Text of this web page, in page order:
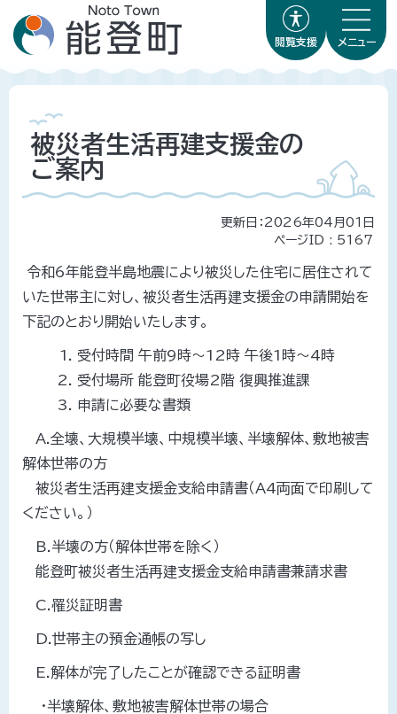
閲覧支援 メニュー
被災者生活再建支援金の
ご案内
更新日：2026年04月01日
ページID : 5167
令和6年能登半島地震により被災した住宅に居住されて
いた世帯主に対し、被災者生活再建支援金の申請開始を
下記のとおり開始いたします。
受付時間 午前9時～12時 午後1時～4時
受付場所 能登町役場2階 復興推進課
申請に必要な書類
A.全壊、大規模半壊、中規模半壊、半壊解体、敷地被害
解体世帯の方
被災者生活再建支援金支給申請書（A4両面で印刷して
ください。）
B.半壊の方（解体世帯を除く）
能登町被災者生活再建支援金支給申請書兼請求書
C.罹災証明書
D.世帯主の預金通帳の写し
E.解体が完了したことが確認できる証明書
・半壊解体、敷地被害解体世帯の場合